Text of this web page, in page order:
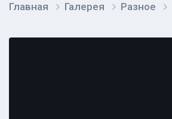
Главная Галерея Разное